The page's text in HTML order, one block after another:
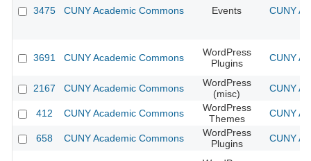
3475 CUNY Academic Commons Events CUNY
3691 CUNY Academic Commons
WordPress
Plugins
CUNY
2167 CUNY Academic Commons
WordPress
(misc)
CUNY
412 CUNY Academic Commons
WordPress
Themes
CUNY
658 CUNY Academic Commons
WordPress
Plugins
CUNY